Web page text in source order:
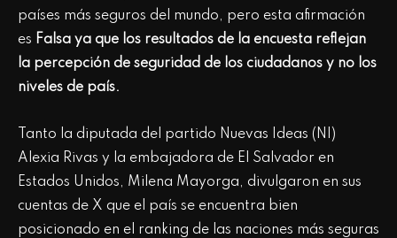
países más seguros del mundo, pero esta afirmación
es Falsa ya que los resultados de la encuesta reflejan
la percepción de seguridad de los ciudadanos y no los
niveles de país.
Tanto la diputada del partido Nuevas Ideas (NI)
Alexia Rivas y la embajadora de El Salvador en
Estados Unidos, Milena Mayorga, divulgaron en sus
cuentas de X que el país se encuentra bien
posicionado en el ranking de las naciones más seguras